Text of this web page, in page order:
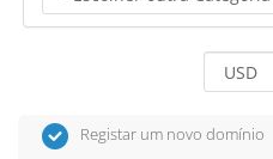
Registar um novo domínio